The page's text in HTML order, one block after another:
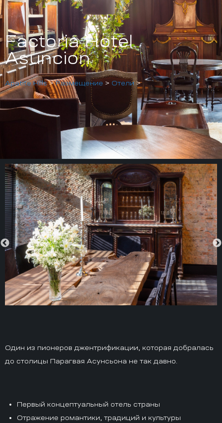
Factoria Hotel
Asuncion
Apatite Hills>Размещение > Отели>
Один из пионеров джентрификации, которая добралась
до столицы Парагвая Асунсьона не так давно.
Первый концептуальный отель страны
Отражение романтики, традиций и культуры